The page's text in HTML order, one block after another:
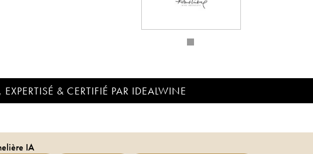
& CERTIFIÉ PAR IDEALWINE
IA